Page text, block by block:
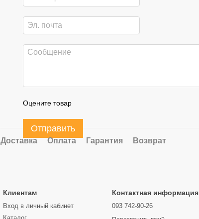
Оцените товар
Отправить
Доставка Оплата Гарантия Возврат
Клиентам
Вход в личный кабинет
Контактная информация
093 742-90-26